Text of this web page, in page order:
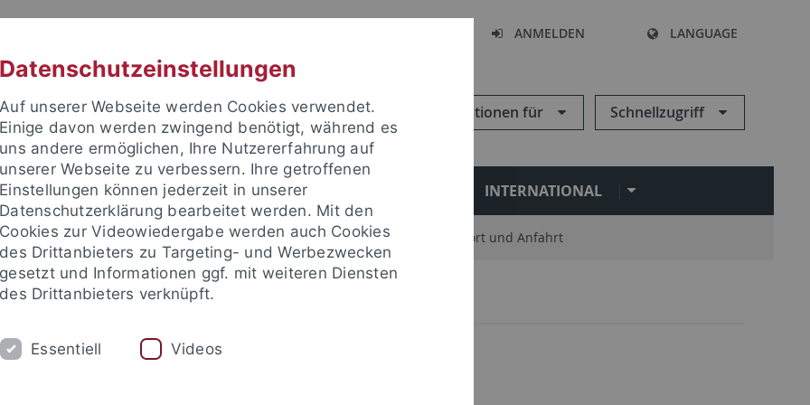
ANMELDEN LANGUAGE
Informationen für Schnellzugriff
STUDIUM FORSCHUNG EINRICHTUNGEN INTERNATIONAL
und Publikationen Campusleben Im Dialog Karriere Standort und Anfahrt
und Publikationen attempto online
Datenschutzeinstellungen
Auf unserer Webseite werden Cookies verwendet.
Einige davon werden zwingend benötigt, während es
uns andere ermöglichen, Ihre Nutzererfahrung auf
unserer Webseite zu verbessern. Ihre getroffenen
Einstellungen können jederzeit in unserer
Datenschutzerklärung bearbeitet werden. Mit den
Cookies zur Videowiedergabe werden auch Cookies
des Drittanbieters zu Targeting- und Werbezwecken
gesetzt und Informationen ggf. mit weiteren Diensten
des Drittanbieters verknüpft.
Essentiell Videos